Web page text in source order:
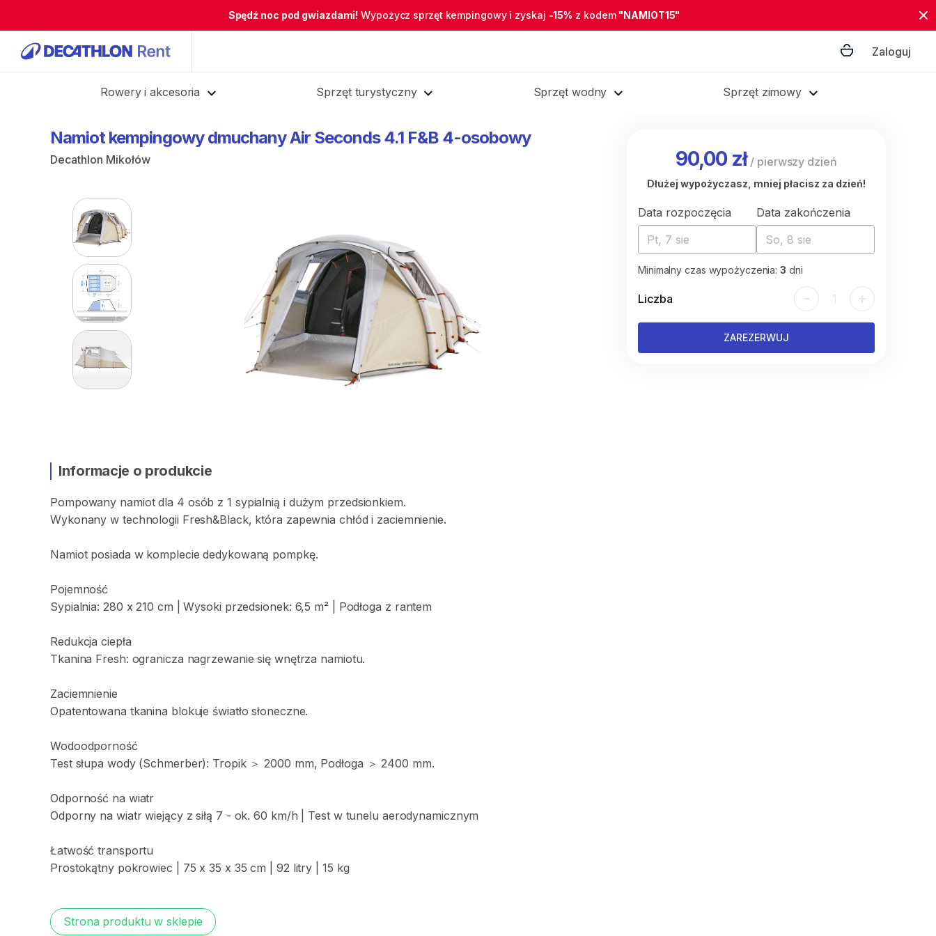
Spędź noc pod gwiazdami! Wypożycz sprzęt kempingowy i zyskaj -15% z kodem "NAMIOT15"
Zaloguj
Rowery i akcesoria Sprzęt turystyczny Sprzęt wodny Sprzęt zimowy
Namiot kempingowy dmuchanyAir Seconds 4.1 F&B 4-osobowy
Decathlon Mikołów
Informacje o produkcie
Pompowany namiot dla 4 osób z 1 sypialnią i dużym przedsionkiem.
Wykonany w technologii Fresh&Black​​,​ która zapewnia chłód i zaciemnienie.
Namiot posiada w komplecie dedykowaną pompkę.
Pojemność
Sypialnia: 280 x 210 cm Wysoki przedsionek: 6​,​5 m² Podłoga z rantem
Redukcja ciepła
Tkanina Fresh: ogranicza nagrzewanie się wnętrza namiotu.
Zaciemnienie
Opatentowana tkanina blokuje światło słoneczne.
Wodoodporność
Test słupa wody (Schmerber): Tropik ＞ 2000 mm​,​ Podłoga ＞ 2400 mm.
Odporność na wiatr
Odporny na wiatr wiejący z siłą 7 - ok. 60 km​/​h Test w tunelu aerodynamicznym
Łatwość transportu
Prostokątny pokrowiec 75 x 35 x 35 cm 92 litry 15 kg
Strona produktu w sklepie
90,00 zł/ pierwszy dzień
Dłużej wypożyczasz, mniej płacisz za dzień!
Data rozpoczęcia
Pt, 7 sie
Data zakończenia
So, 8 sie
Minimalny czas wypożyczenia: 3 dni
Liczba - 1 +
ZAREZERWUJ